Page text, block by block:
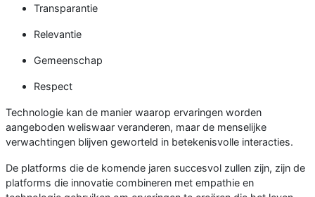
Transparantie
Relevantie
Gemeenschap
Respect
Technologie kan de manier waarop ervaringen worden
aangeboden weliswaar veranderen, maar de menselijke
verwachtingen blijven geworteld in betekenisvolle interacties.
De platforms die de komende jaren succesvol zullen zijn, zijn de
platforms die innovatie combineren met empathie en